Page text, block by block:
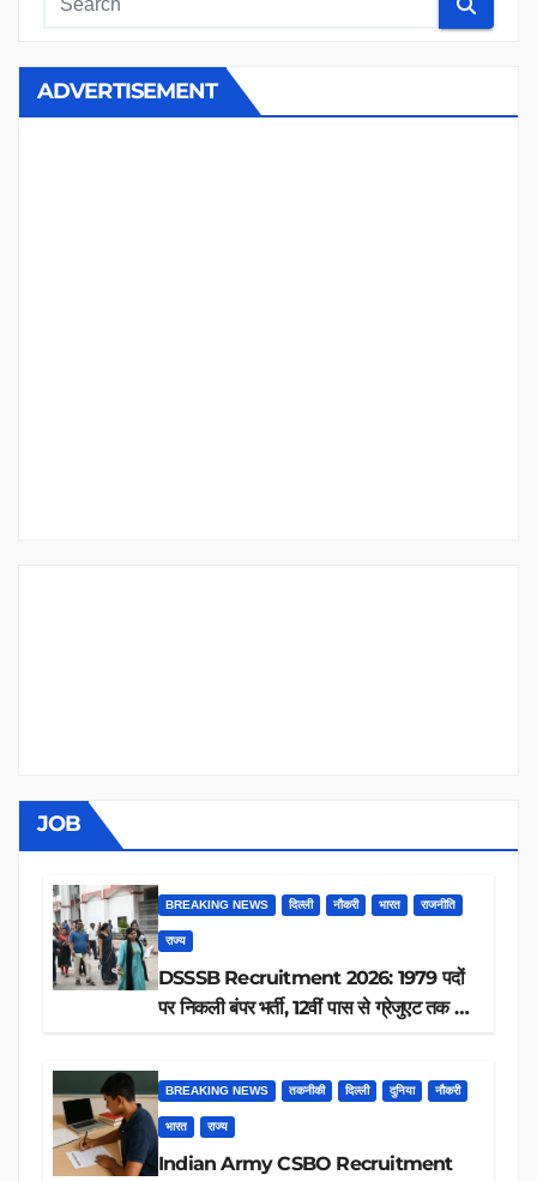
ADVERTISEMENT
JOB
BREAKING NEWS दिल्ली नौकरी भारत राजनीति
राज्य
DSSSB Recruitment 2026: 1979 पदों
पर निकली बंपर भर्ती, 12वीं पास से ग्रेजुएट तक करें
BREAKING NEWS तकनीकी दिल्ली दुनिया नौकरी
भारत राज्य
Indian Army CSBO Recruitment